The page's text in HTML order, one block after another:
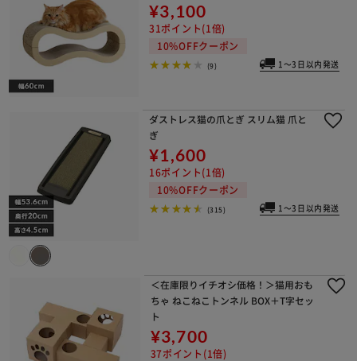
¥3,100
31ポイント(1倍)
10%OFFクーポン
(9) 1～3日以内発送
ダストレス猫の爪とぎ スリム猫 爪と
ぎ
¥1,600
16ポイント(1倍)
10%OFFクーポン
(315) 1～3日以内発送
＜在庫限りイチオシ価格！＞猫用おも
ちゃ ねこねこトンネル BOX＋T字セッ
ト
¥3,700
37ポイント(1倍)